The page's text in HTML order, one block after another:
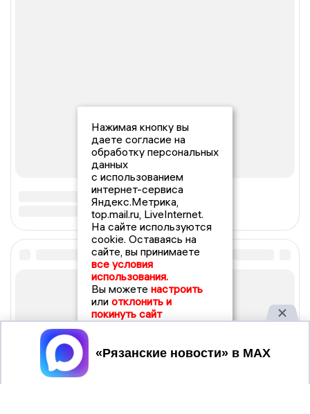
Нажимая кнопку вы
даете согласие на
обработку персональных
данных
с использованием
интернет-сервиса
Яндекс.Метрика,
top.mail.ru, LiveInternet.
На сайте используются
cookie. Оставаясь на
сайте, вы принимаете
все условия
использования.
Вы можете настроить
или отклонить и
покинуть сайт
Принять